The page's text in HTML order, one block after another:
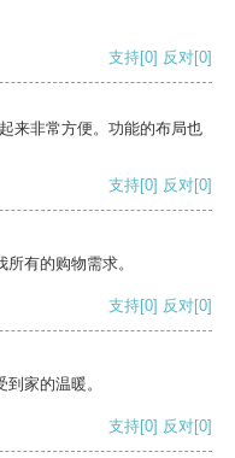
支持[0] 反对[0]
来非常方便。功能的布局也
支持[0] 反对[0]
有的购物需求。
支持[0] 反对[0]
家的温暖。
支持[0] 反对[0]